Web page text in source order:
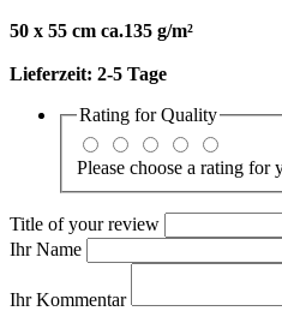
50 x 55 cm ca.135 g/m²
Lieferzeit: 2-5 Tage
Rating forQuality
Please choose a rating for
Title of your review
Ihr Name
Ihr Kommentar